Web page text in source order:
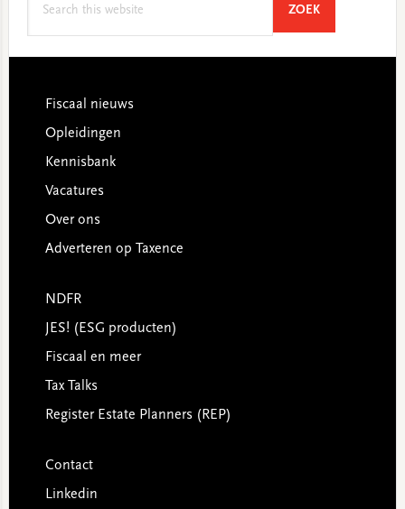
ZOEKSEARCH
Footer
Fiscaal nieuws
Opleidingen
Kennisbank
Vacatures
Over ons
Adverteren op Taxence
NDFR
JES! (ESG producten)
Fiscaal en meer
Tax Talks
Register Estate Planners (REP)
Contact
Linkedin